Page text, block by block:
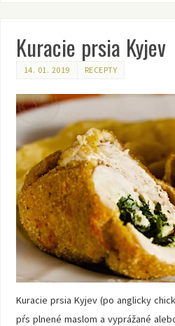
Kuracie prsia Kyjev
14. 01. 2019 RECEPTY
Kuracie prsia Kyjev (po anglicky
pŕs plnené maslom a vyprážané